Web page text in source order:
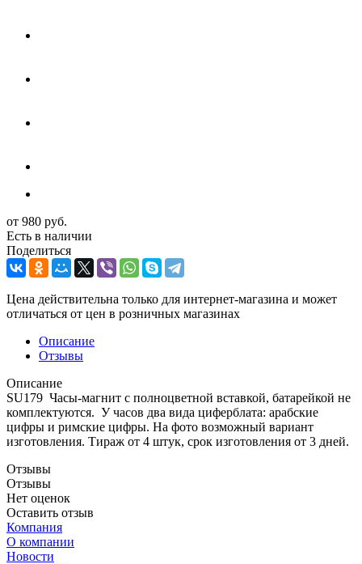
от 980 руб.
Есть в наличии
Поделиться
Цена действительна только для интернет-магазина и может
отличаться от цен в розничных магазинах
Описание
Отзывы
Описание
SU179 Часы-магнит с полноцветной вставкой, батарейкой не
комплектуются. У часов два вида циферблата: арабские
цифры и римские цифры. На фото возможный вариант
изготовления. Тираж от 4 штук, срок изготовления от 3 дней.
Отзывы
Отзывы
Нет оценок
Оставить отзыв
Компания
О компании
Новости